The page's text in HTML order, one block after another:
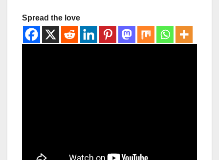
Spread the love